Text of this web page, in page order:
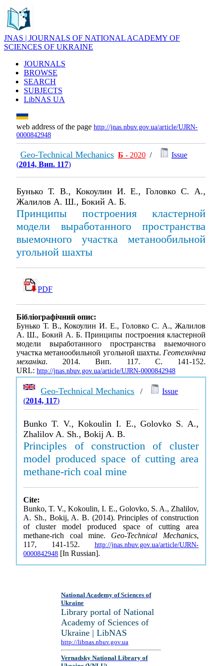
JNAS | JOURNALS OF NATIONAL ACADEMY OF
SCIENCES OF UKRAINE
JOURNALS
BROWSE
SEARCH
SUBJECTS
LibNAS UA
web address of the page http://jnas.nbuv.gov.ua/article/UJRN-
0000842948
Geo-Technical Mechanics Б - 2020 /
Issue
(2014, Вип. 117)
Бунько Т. В., Кокоулин И. Е., Головко С. А.,
Жалилов А. Ш., Бокий А. Б.
Принципы построения кластерной
модели выработанного пространства
выемочного участка метанообильной
угольной шахты
PDF
Бібліографічний опис:
Бунько Т. В., Кокоулин И. Е., Головко С. А., Жалилов
А. Ш., Бокий А. Б. Принципы построения кластерной
модели выработанного пространства выемочного
участка метанообильной угольной шахты. Геотехнічна
механіка. 2014. Вип. 117. С. 141-152.
URL: http://jnas.nbuv.gov.ua/article/UJRN-0000842948
Geo-Technical Mechanics /
Issue
(2014, 117)
Bunko T. V., Kokoulin I. E., Golovko S. A.,
Zhalilov A. Sh., Bokij A. B.
Principles of construction of cluster
model produced space of cutting area
methane-rich coal mine
Cite:
Bunko, T. V., Kokoulin, I. E., Golovko, S. A., Zhalilov,
A. Sh., Bokij, A. B. (2014). Principles of construction
of cluster model produced space of cutting area
methane-rich coal mine. Geo-Technical Mechanics,
117, 141-152. http://jnas.nbuv.gov.ua/article/UJRN-
0000842948 [In Russian].
National Academy of Sciences of
Ukraine
Library portal of National
Academy of Sciences of
Ukraine | LibNAS
http://libnas.nbuv.gov.ua
Vernadsky National Library of